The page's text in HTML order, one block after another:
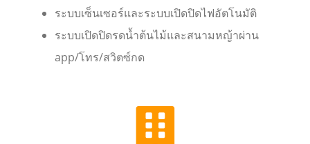
ระบบเซ็นเซอร์และระบบเปิดปิดไฟอัตโนมัติ
ระบบเปิดปิดรดน้ำต้นไม้และสนามหญ้าผ่าน
app/โทร/สวิตซ์กด